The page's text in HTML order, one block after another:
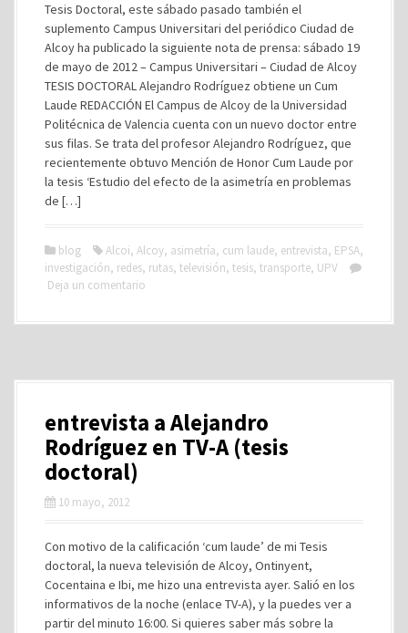
Tesis Doctoral, este sábado pasado también el
suplemento Campus Universitari del periódico Ciudad de
Alcoy ha publicado la siguiente nota de prensa: sábado 19
de mayo de 2012 – Campus Universitari – Ciudad de Alcoy
TESIS DOCTORAL Alejandro Rodríguez obtiene un Cum
Laude REDACCIÓN El Campus de Alcoy de la Universidad
Politécnica de Valencia cuenta con un nuevo doctor entre
sus filas. Se trata del profesor Alejandro Rodríguez, que
recientemente obtuvo Mención de Honor Cum Laude por
la tesis ‘Estudio del efecto de la asimetría en problemas
de […]
blog Alcoi, Alcoy, asimetría, cum laude, entrevista, EPSA,
investigación, redes, rutas, televisión, tesis, transporte, UPV
Deja un comentario
entrevista a Alejandro
Rodríguez en TV-A (tesis
doctoral)
10 mayo, 2012
Con motivo de la calificación ‘cum laude’ de mi Tesis
doctoral, la nueva televisión de Alcoy, Ontinyent,
Cocentaina e Ibi, me hizo una entrevista ayer. Salió en los
informativos de la noche (enlace TV-A), y la puedes ver a
partir del minuto 16:00. Si quieres saber más sobre la